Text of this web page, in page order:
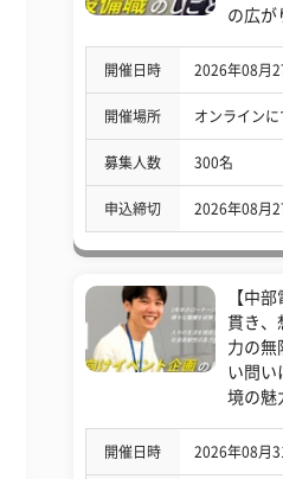
の広が
開催日時 2026年08月
開催場所 オンラインに
募集人数 300名
申込締切 2026年08月
【中
貫き、
力の無
い問い
境の魅
開催日時 2026年08月